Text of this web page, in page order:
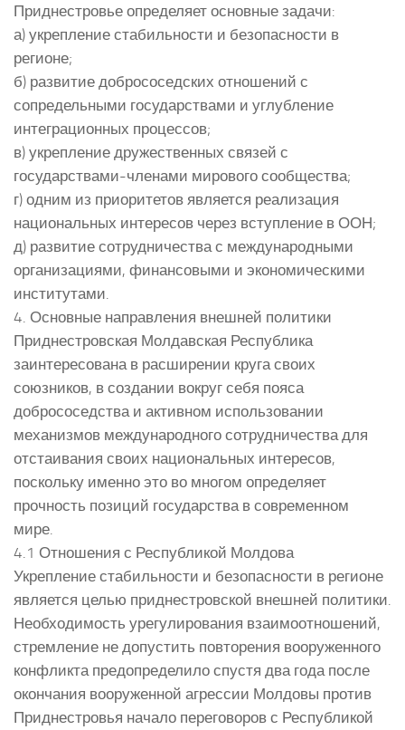
Приднестровье определяет основные задачи:
а) укрепление стабильности и безопасности в
регионе;
б) развитие добрососедских отношений с
сопредельными государствами и углубление
интеграционных процессов;
в) укрепление дружественных связей с
государствами-членами мирового сообщества;
г) одним из приоритетов является реализация
национальных интересов через вступление в ООН;
д) развитие сотрудничества с международными
организациями, финансовыми и экономическими
институтами.
4. Основные направления внешней политики
Приднестровская Молдавская Республика
заинтересована в расширении круга своих
союзников, в создании вокруг себя пояса
добрососедства и активном использовании
механизмов международного сотрудничества для
отстаивания своих национальных интересов,
поскольку именно это во многом определяет
прочность позиций государства в современном
мире.
4.1 Отношения с Республикой Молдова
Укрепление стабильности и безопасности в регионе
является целью приднестровской внешней политики.
Необходимость урегулирования взаимоотношений,
стремление не допустить повторения вооруженного
конфликта предопределило спустя два года после
окончания вооруженной агрессии Молдовы против
Приднестровья начало переговоров с Республикой